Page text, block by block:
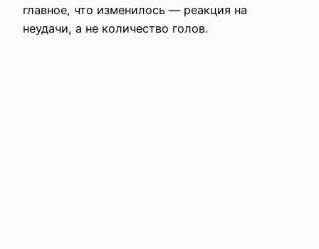
главное, что изменилось — реакция на
неудачи, а не количество голов.